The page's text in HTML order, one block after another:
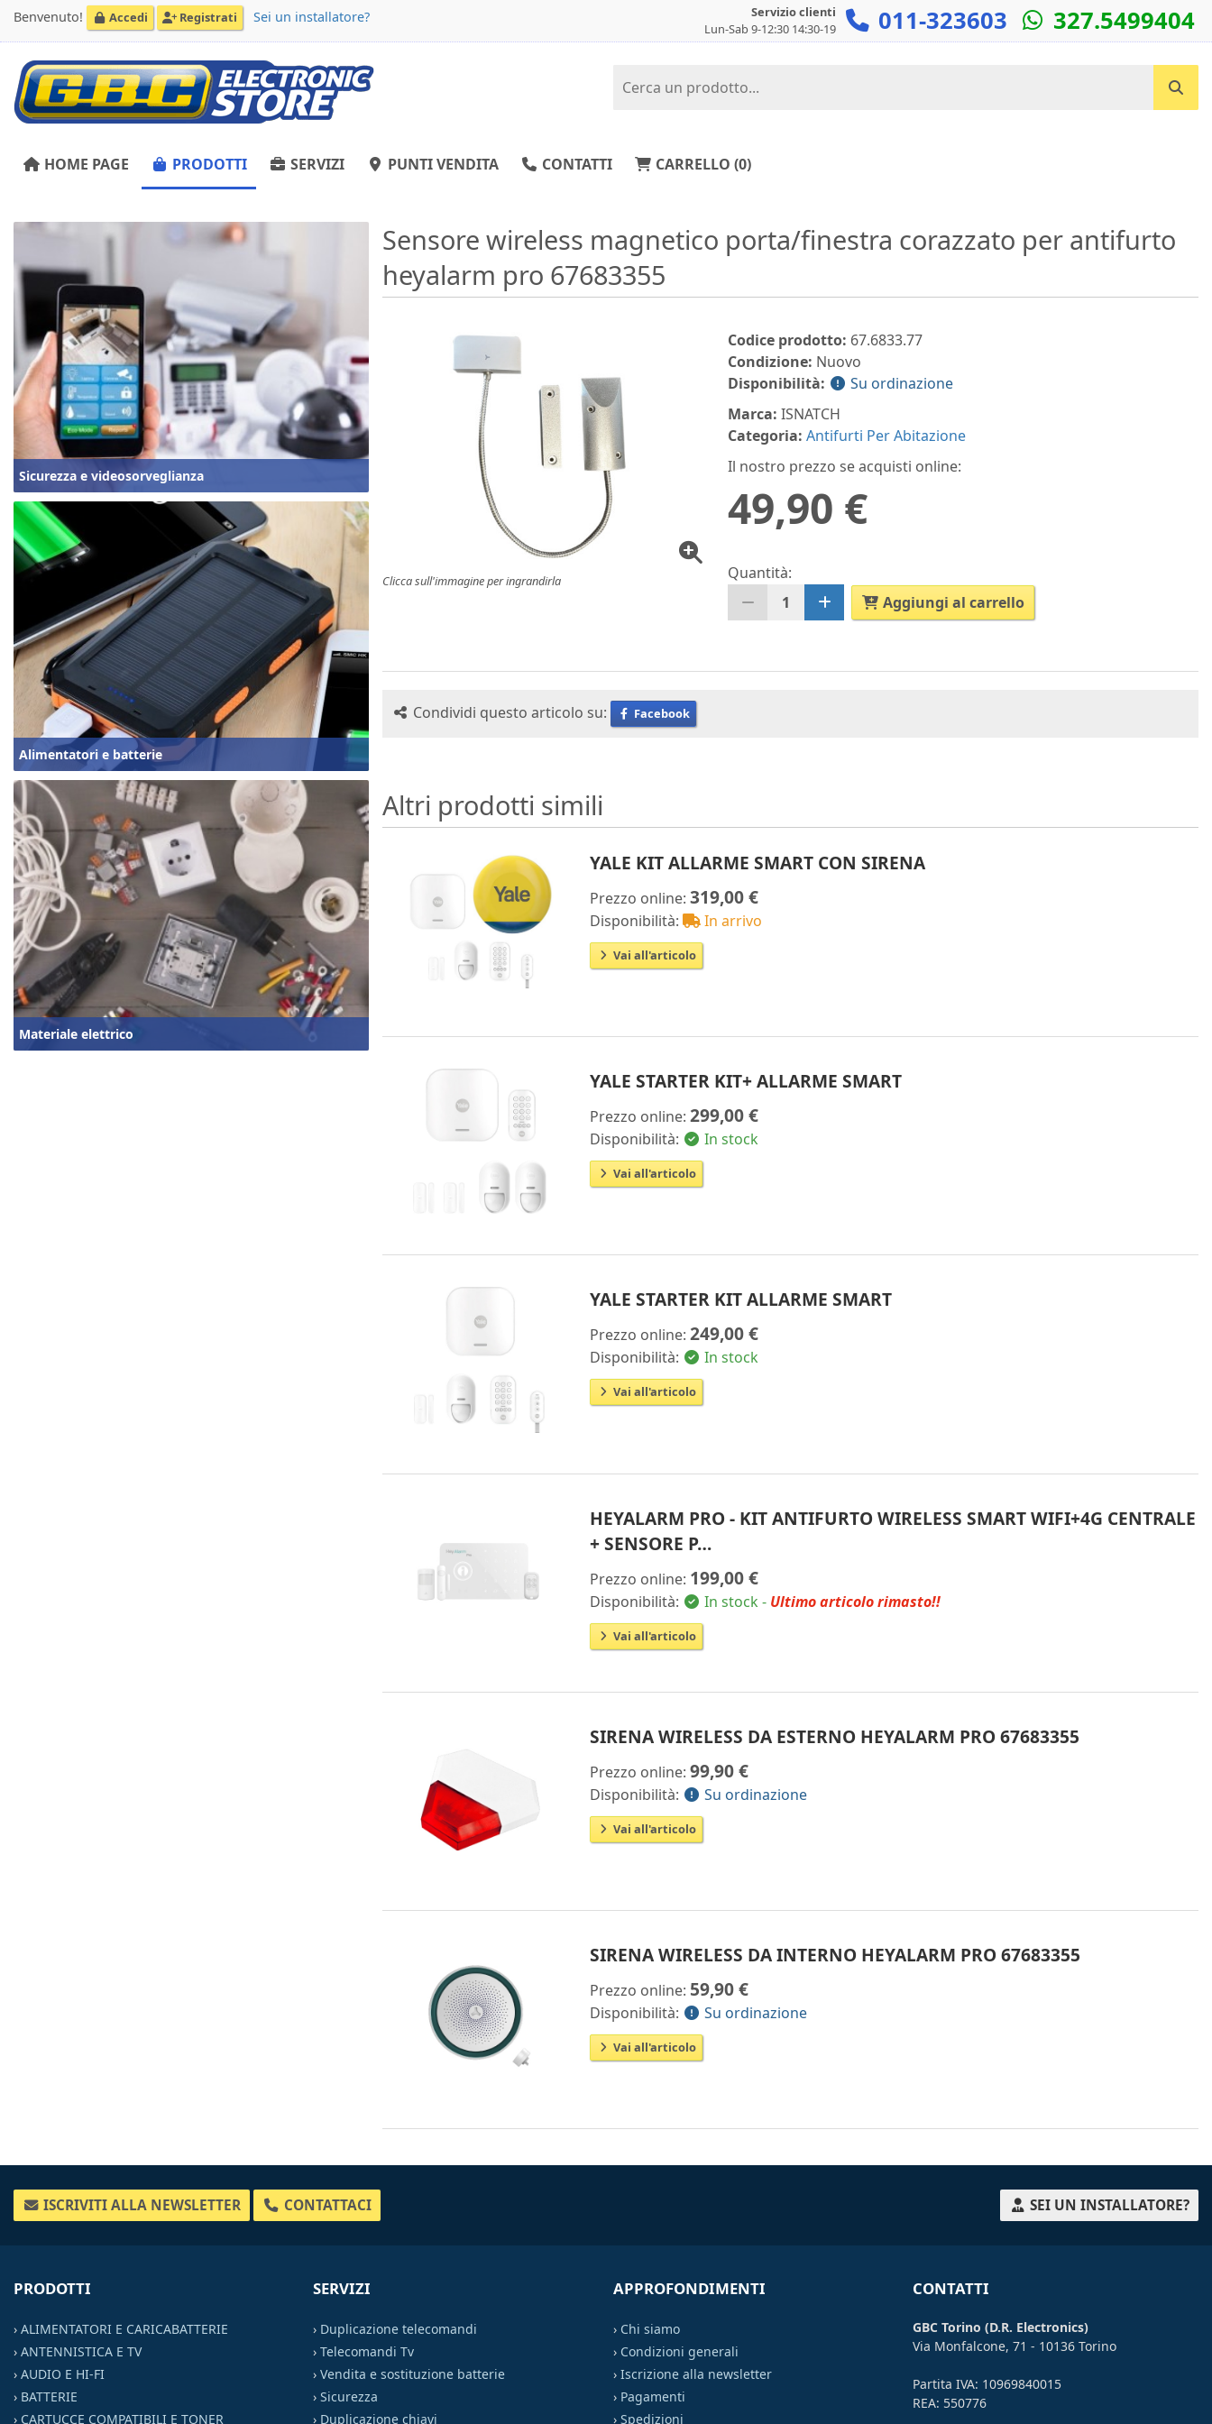
Benvenuto! Accedi Registrati Sei un installatore?
Servizio clienti
Lun-Sab 9-12:30 14:30-19
011-323603 327.5499404
Cerca un prodotto...
HOME PAGE PRODOTTI SERVIZI PUNTI VENDITA CONTATTI CARRELLO (0)
Sicurezza e videosorveglianza
Alimentatori e batterie
Materiale elettrico
Sensore wireless magnetico porta/finestra corazzato per antifurto
heyalarm pro 67683355
Clicca sull'immagine per ingrandirla
Codice prodotto: 67.6833.77
Condizione: Nuovo
Disponibilità:
Su ordinazione
Marca: ISNATCH
Categoria: Antifurti Per Abitazione
Il nostro prezzo se acquisti online:
49,90 €
Quantità:
1
Aggiungi al carrello
Condividi questo articolo su: Facebook
Altri prodotti simili
YALE KIT ALLARME SMART CON SIRENA
Prezzo online:319,00 €
Disponibilità: In arrivo
Vai all'articolo
YALE STARTER KIT+ ALLARME SMART
Prezzo online:299,00 €
Disponibilità: In stock
Vai all'articolo
YALE STARTER KIT ALLARME SMART
Prezzo online:249,00 €
Disponibilità: In stock
Vai all'articolo
HEYALARM PRO - KIT ANTIFURTO WIRELESS SMART WIFI+4G CENTRALE
+ SENSORE P…
Prezzo online: 199,00 €
Disponibilità: In stock - Ultimo articolo rimasto!!
Vai all'articolo
SIRENA WIRELESS DA ESTERNO HEYALARM PRO 67683355
Prezzo online:99,90 €
Disponibilità: Su ordinazione
Vai all'articolo
SIRENA WIRELESS DA INTERNO HEYALARM PRO 67683355
Prezzo online: 59,90 €
Disponibilità: Su ordinazione
Vai all'articolo
ISCRIVITI ALLA NEWSLETTER CONTATTACI SEI UN INSTALLATORE?
PRODOTTI
› ALIMENTATORI E CARICABATTERIE
› ANTENNISTICA E TV
› AUDIO E HI-FI
› BATTERIE
› CARTUCCE COMPATIBILI E TONER
SERVIZI
› Duplicazione telecomandi
›Telecomandi Tv
›Vendita e sostituzione batterie
›Sicurezza
› Duplicazione chiavi
APPROFONDIMENTI
› Chi siamo
› Condizioni generali
› Iscrizione alla newsletter
› Pagamenti
› Spedizioni
CONTATTI
GBC Torino (D.R. Electronics)
Via Monfalcone, 71 - 10136 Torino
Partita IVA: 10969840015
REA: 550776